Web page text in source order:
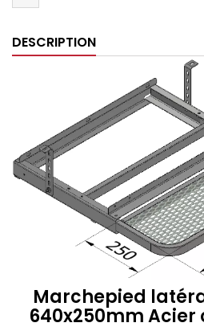
DESCRIPTION
Marchepied
640x250mm